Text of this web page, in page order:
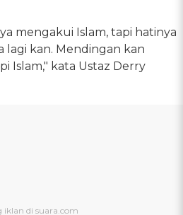
mengakui Islam, tapi hatinya
lagi kan. Mendingan kan
Islam," kata Ustaz Derry